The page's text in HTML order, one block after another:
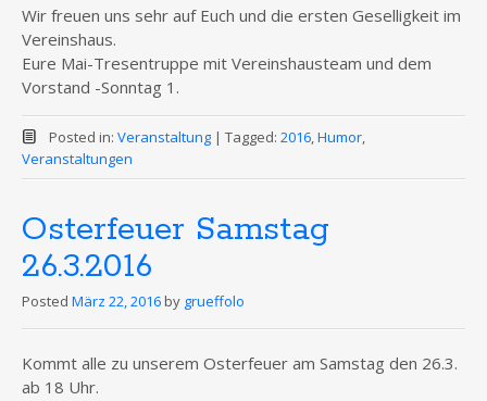
Wir freuen uns sehr auf Euch und die ersten Geselligkeit im
Vereinshaus.
Eure Mai-Tresentruppe mit Vereinshausteam und dem
Vorstand -Sonntag 1.
Posted in: Veranstaltung | Tagged: 2016,Humor,
Veranstaltungen
Osterfeuer Samstag
26.3.2016
Posted März 22, 2016 by grueffolo
Kommt alle zu unserem Osterfeuer am Samstag den 26.3.
ab 18 Uhr.